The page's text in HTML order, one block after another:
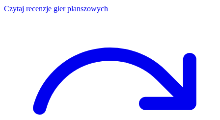
Czytaj recenzje gier planszowych